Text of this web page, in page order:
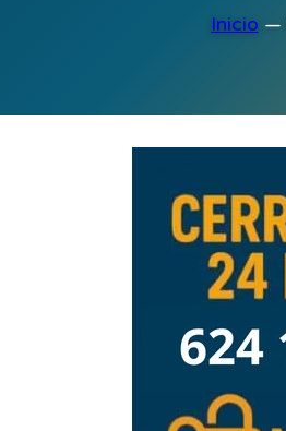
Inicio —